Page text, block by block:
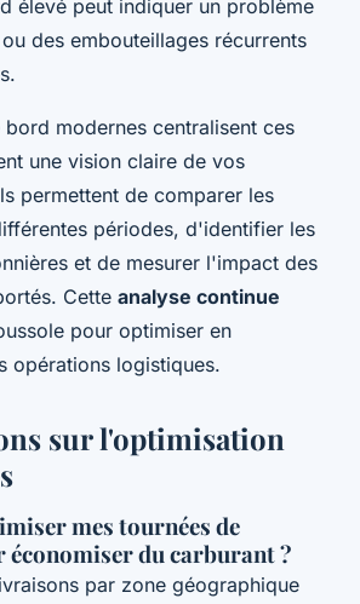
élevé peut indiquer un problème
des embouteillages récurrents
bord modernes centralisent ces
une vision claire de vos
permettent de comparer les
périodes, d'identifier les
et de mesurer l'impact des
Cette analyse continue
pour optimiser en
opérations logistiques.
sur l'optimisation
mes tournées de
du carburant ?
par zone géographique